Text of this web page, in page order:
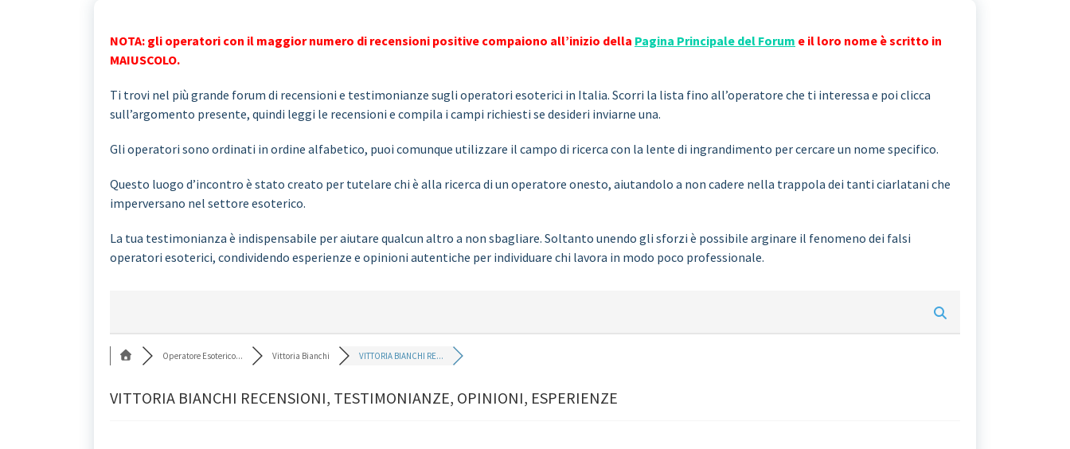
NOTA: gli operatori con il maggior numero di recensioni positive compaiono all’inizio della Pagina Principale del Forum e il loro nome è scritto in
MAIUSCOLO.
Ti trovi nel più grande forum di recensioni e testimonianze sugli operatori esoterici in Italia. Scorri la lista fino all’operatore che ti interessa e poi clicca
sull’argomento presente, quindi leggi le recensioni e compila i campi richiesti se desideri inviarne una.
Gli operatori sono ordinati in ordine alfabetico, puoi comunque utilizzare il campo di ricerca con la lente di ingrandimento per cercare un nome specifico.
Questo luogo d’incontro è stato creato per tutelare chi è alla ricerca di un operatore onesto, aiutandolo a non cadere nella trappola dei tanti ciarlatani che
imperversano nel settore esoterico.
La tua testimonianza è indispensabile per aiutare qualcun altro a non sbagliare. Soltanto unendo gli sforzi è possibile arginare il fenomeno dei falsi
operatori esoterici, condividendo esperienze e opinioni autentiche per individuare chi lavora in modo poco professionale.
Operatore Esoterico... Vittoria Bianchi VITTORIA BIANCHI RE...
VITTORIA BIANCHI RECENSIONI, TESTIMONIANZE, OPINIONI, ESPERIENZE